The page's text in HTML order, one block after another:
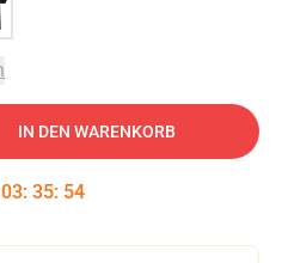
IN DEN WARENKORB
03: 35: 53